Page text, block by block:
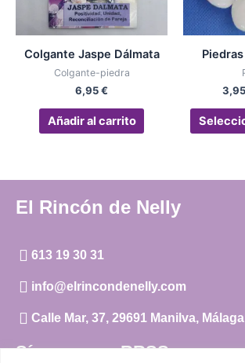
Colgante Jaspe Dálmata
Colgante-piedra
6,95€
Añadir al carrito
3,95
El Rincón de Nelly
613 19 30 31
info@elrincondenelly.com
Calle Mar, 37, 29691 Manilva, Málaga
Síguenos en RRSS